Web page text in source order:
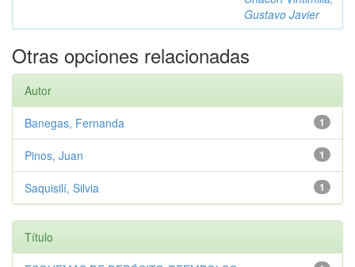
Gustavo Javier
Otras opciones relacionadas
Autor
1
Banegas, Fernanda
1
Pinos, Juan
1
Saquisilí, Silvia
Título